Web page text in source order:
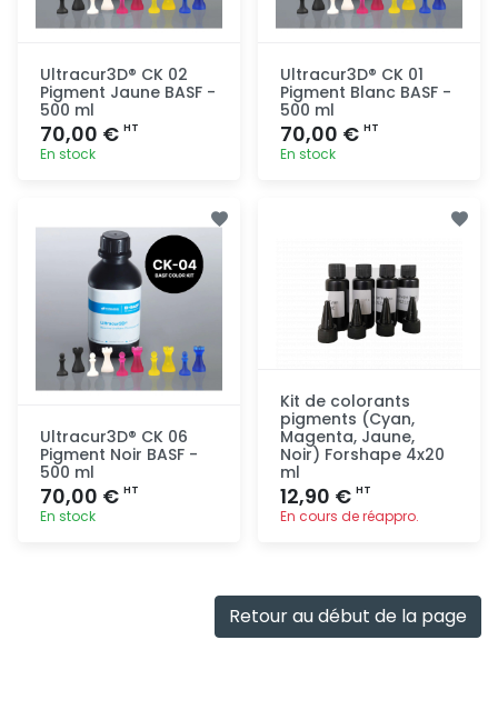
Ultracur3D® CK 02
Pigment Jaune BASF -
500 ml
70,00 € HT
En stock
rapide
Ultracur3D® CK 01
Pigment Blanc BASF -
500 ml
70,00 € HT
En stock
Ultracur3D® CK 06
Pigment Noir BASF -
500 ml
70,00 € HT
En stock
Kit de colorants
pigments (Cyan,
Magenta, Jaune,
Noir) Forshape 4x20
ml
12,90 € HT
En cours de réappro.
Retour au début de la page